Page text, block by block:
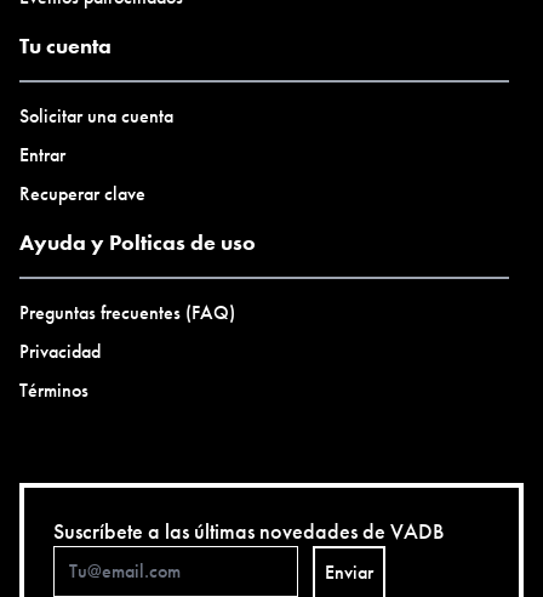
Tu cuenta
Solicitar una cuenta
Entrar
Recuperar clave
Ayuda y Polticas de uso
Preguntas frecuentes (FAQ)
Privacidad
Términos
Suscríbete a las últimas novedades de VADB
Enviar